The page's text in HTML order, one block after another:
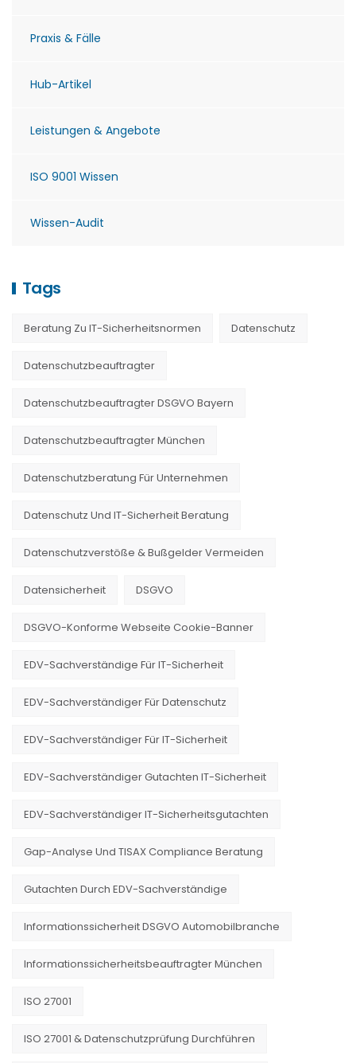
Praxis & Fälle
Hub-Artikel
Leistungen & Angebote
ISO 9001 Wissen
Wissen-Audit
Tags
Beratung Zu IT-Sicherheitsnormen Datenschutz
Datenschutzbeauftragter
Datenschutzbeauftragter DSGVO Bayern
Datenschutzbeauftragter München
Datenschutzberatung Für Unternehmen
Datenschutz Und IT-Sicherheit Beratung
Datenschutzverstöße & Bußgelder Vermeiden
Datensicherheit DSGVO
DSGVO-Konforme Webseite Cookie-Banner
EDV-Sachverständige Für IT-Sicherheit
EDV-Sachverständiger Für Datenschutz
EDV-Sachverständiger Für IT-Sicherheit
EDV-Sachverständiger Gutachten IT-Sicherheit
EDV-Sachverständiger IT-Sicherheitsgutachten
Gap-Analyse Und TISAX Compliance Beratung
Gutachten Durch EDV-Sachverständige
Informationssicherheit DSGVO Automobilbranche
Informationssicherheitsbeauftragter München
ISO 27001
ISO 27001 & Datenschutzprüfung Durchführen